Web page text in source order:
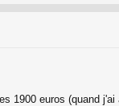
1900 euros (quand